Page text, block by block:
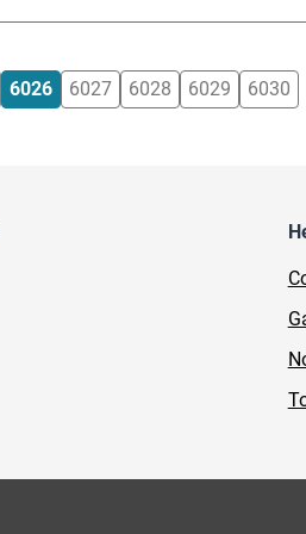
6026 6027 6028 6029 6030